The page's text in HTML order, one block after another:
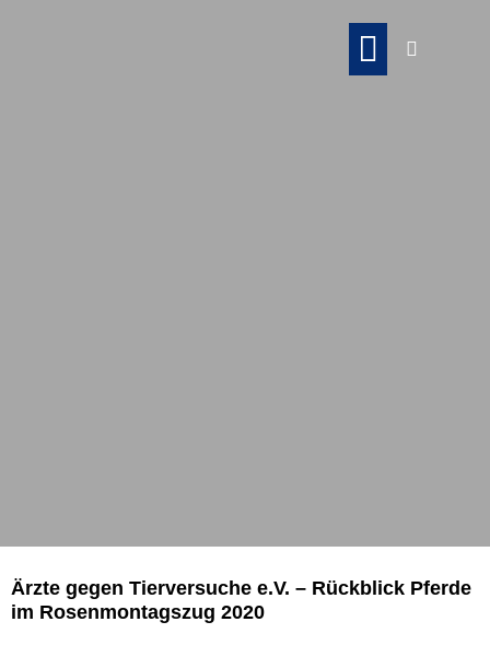
Ärzte gegen Tierversuche e.V. – Rückblick Pferde
im Rosenmontagszug 2020